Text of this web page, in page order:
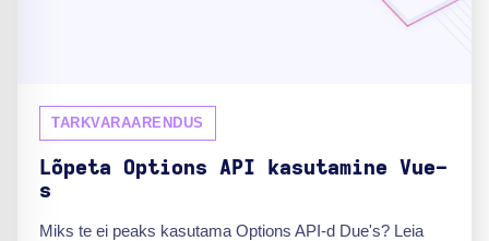
TARKVARAARENDUS
Lõpeta Options API kasutamine Vue-
s
Miks te ei peaks kasutama Options API-d Due's? Leia